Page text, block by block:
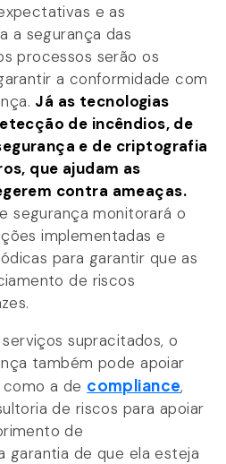
e as
a segurança das
processos serão os
a conformidade com
Já as tecnologias
de incêndios, de
e de criptografia
que ajudam as
contra ameaças.
segurança monitorará o
implementadas e
para garantir que as
de riscos
supracitados, o
também pode apoiar
a de compliance,
de riscos para apoiar
de
garantia de que ela esteja